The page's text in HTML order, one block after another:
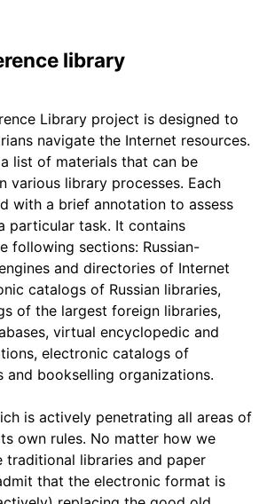
library
Library project is designed to
navigate the Internet resources.
list of materials that can be
various library processes. Each
with a brief annotation to assess
particular task. It contains
following sections: Russian-
and directories of Internet
catalogs of Russian libraries,
of the largest foreign libraries,
virtual encyclopedic and
electronic catalogs of
and bookselling organizations.
is actively penetrating all areas of
own rules. No matter how we
traditional libraries and paper
that the electronic format is